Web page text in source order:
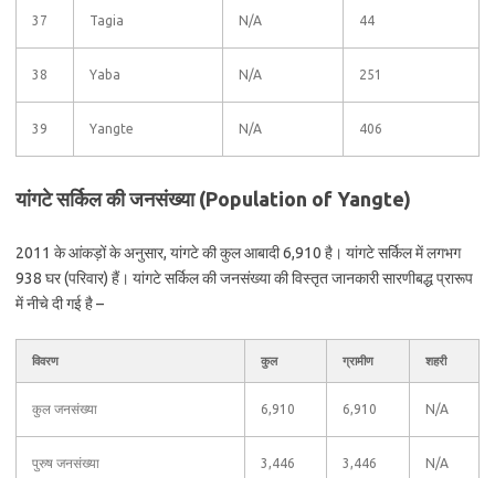
37 Tagia N/A 44
38 Yaba N/A 251
39 Yangte N/A 406
यांगटे सर्किल की जनसंख्या (Population of Yangte)
2011 के आंकड़ों के अनुसार, यांगटे की कुल आबादी 6,910 है। यांगटे सर्किल में लगभग
938 घर (परिवार) हैं। यांगटे सर्किल की जनसंख्या की विस्तृत जानकारी सारणीबद्ध प्रारूप
में नीचे दी गई है –
विवरण कुल ग्रामीण शहरी
कुल जनसंख्या 6,910 6,910 N/A
पुरुष जनसंख्या 3,446 3,446 N/A